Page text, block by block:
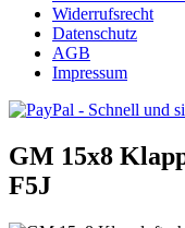
Widerrufsrecht
Datenschutz
AGB
Impressum
GM 15x8
F5J